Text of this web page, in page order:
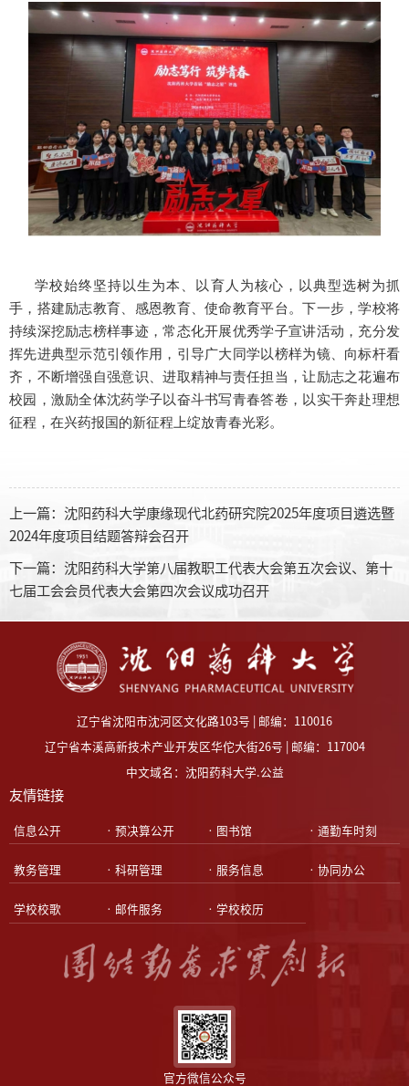
学校始终坚持以生为本、以育人为核心，以典型选树为抓
手，搭建励志教育、感恩教育、使命教育平台。下一步，学校将
持续深挖励志榜样事迹，常态化开展优秀学子宣讲活动，充分发
挥先进典型示范引领作用，引导广大同学以榜样为镜、向标杆看
齐，不断增强自强意识、进取精神与责任担当，让励志之花遍布
校园，激励全体沈药学子以奋斗书写青春答卷，以实干奔赴理想
征程，在兴药报国的新征程上绽放青春光彩。
上一篇： 沈阳药科大学康缘现代北药研究院2025年度项目遴选暨
2024年度项目结题答辩会召开
下一篇： 沈阳药科大学第八届教职工代表大会第五次会议、第十
七届工会会员代表大会第四次会议成功召开
辽宁省沈阳市沈河区文化路103号 | 邮编：110016
辽宁省本溪高新技术产业开发区华佗大街26号 | 邮编：117004
中文域名：沈阳药科大学.公益
友情链接
•信息公开 •预决算公开 •图书馆 •通勤车时刻
•教务管理 •科研管理 •服务信息 •协同办公
•学校校歌 •邮件服务 •学校校历
官方微信公众号